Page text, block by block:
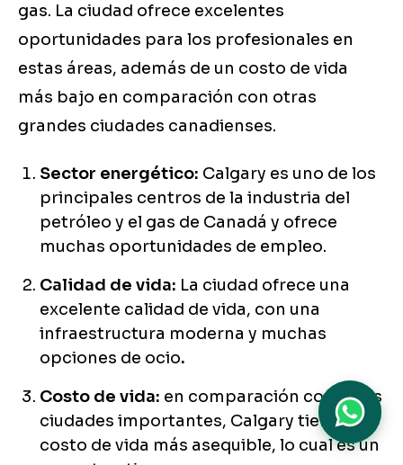
gas. La ciudad ofrece excelentes
oportunidades para los profesionales en
estas áreas, además de un costo de vida
más bajo en comparación con otras
grandes ciudades canadienses.
Sector energético: Calgary es uno de los
principales centros de la industria del
petróleo y el gas de Canadá y ofrece
muchas oportunidades de empleo.
Calidad de vida: La ciudad ofrece una
excelente calidad de vida, con una
infraestructura moderna y muchas
opciones de ocio.
Costo de vida: en comparación con otras
ciudades importantes, Calgary tiene un
costo de vida más asequible, lo cual es un